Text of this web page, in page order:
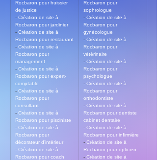
Rocbaron pour huissier
de justice
- Création de site à
Rocbaron pour jardinier
- Création de site à
Rocbaron pour restaurant
- Création de site à
Rocbaron pour
management
- Création de site à
Rocbaron pour expert-
comptable
- Création de site à
Rocbaron pour
consultant
- Création de site à
Rocbaron pour pisciniste
- Création de site à
Rocbaron pour
décorateur d’intérieur
- Création de site à
Rocbaron pour coach
Rocbaron pour
sophrologue
- Création de site à
Rocbaron pour
gynécologue
- Création de site à
Rocbaron pour
vétérinaire
- Création de site à
Rocbaron pour
psychologue
- Création de site à
Rocbaron pour
orthodontiste
- Création de site à
Rocbaron pour dentiste
cabinet dentaire
- Création de site à
Rocbaron pour infirmière
- Création de site à
Rocbaron pour opticien
- Création de site à